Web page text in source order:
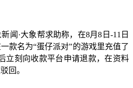
闻·大象帮求助称，在8月8日-11日
款名为“蛋仔派对”的游戏里充值了
立刻向收款平台申请退款，在资料
回。